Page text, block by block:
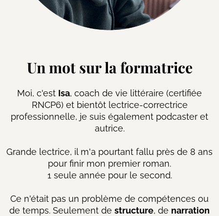
Un mot sur la formatrice
Moi, c'est Isa, coach de vie littéraire (certifiée
RNCP6) et bientôt lectrice-correctrice
professionnelle, je suis également podcaster et
autrice.
Grande lectrice, il m'a pourtant fallu près de 8 ans
pour finir mon premier roman.
1 seule année pour le second.
Ce n'était pas un problème de compétences ou
de temps. Seulement de structure, de narration